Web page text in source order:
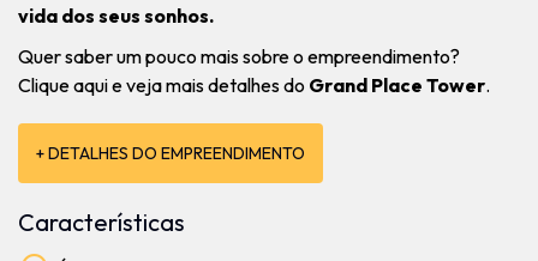
vida dos seus sonhos.
Quer saber um pouco mais sobre o empreendimento?
Clique aqui e veja mais detalhes do Grand Place Tower.
+ DETALHES DO EMPREENDIMENTO
Características